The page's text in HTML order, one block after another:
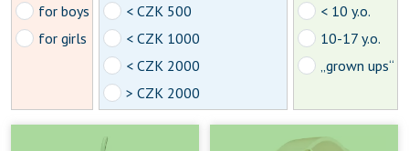
for boys
for girls
< CZK 500
< CZK 1000
< CZK 2000
> CZK 2000
< 10 y.o.
10-17 y.o.
„grown ups“